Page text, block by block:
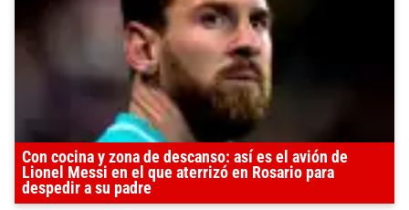
Con cocina y zona de descanso: así es el avión de
Lionel Messi en el que aterrizó en Rosario para
despedir a su padre